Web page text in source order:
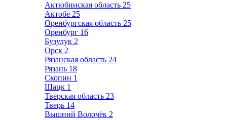
Актюбинская область 25
Актобе 25
Оренбургская область 25
Оренбург 16
Бузулук 2
Орск 2
Рязанская область 24
Рязань 18
Скопин 1
Шацк 1
Тверская область 23
Тверь 14
Вышний Волочёк 2